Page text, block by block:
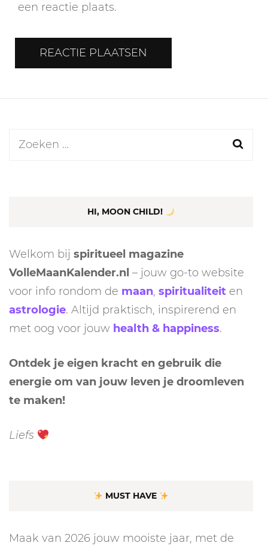
een reactie plaats.
Zoeken
HI, MOON CHILD!
Welkom bij spiritueel magazine
VolleMaanKalender.nl – jouw go-to website
voor info rondom de maan, spiritualiteit en
astrologie. Altijd praktisch, inspirerend en
met oog voor jouw health & happiness.
Ontdek je eigen kracht en gebruik die
energie om van jouw leven je droomleven
te maken!
Liefs
MUST HAVE
Maak van 2026 jouw mooiste jaar, met de